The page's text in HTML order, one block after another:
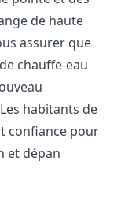
de haute
assurer que
chauffe-eau
habitants de
confiance pour
et dépan